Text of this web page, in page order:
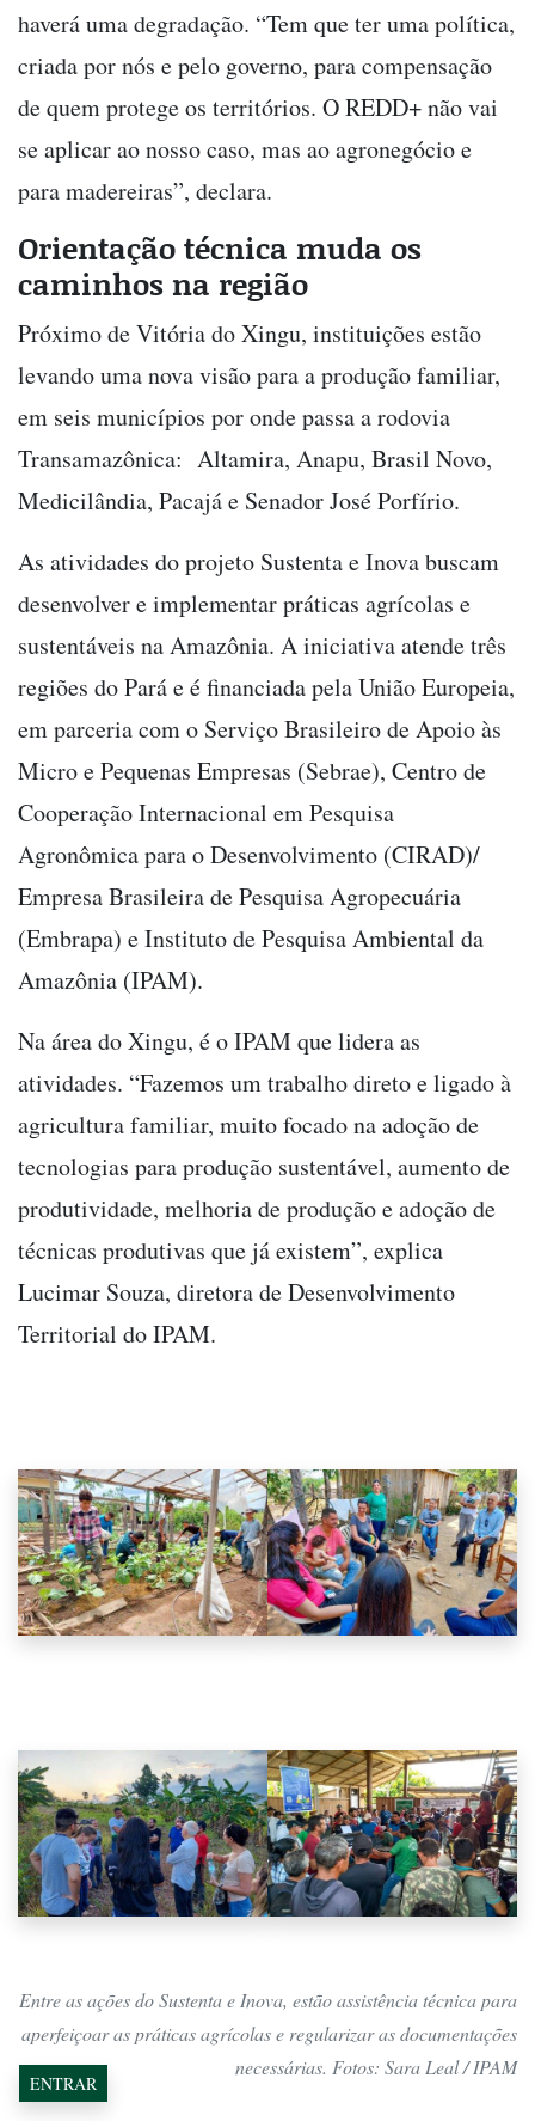
haverá uma degradação. “Tem que ter uma política,
criada por nós e pelo governo, para compensação
de quem protege os territórios. O REDD+ não vai
se aplicar ao nosso caso, mas ao agronegócio e
para madereiras”, declara.
Orientação técnica muda os
caminhos na região
Próximo de Vitória do Xingu, instituições estão
levando uma nova visão para a produção familiar,
em seis municípios por onde passa a rodovia
Transamazônica: Altamira, Anapu, Brasil Novo,
Medicilândia, Pacajá e Senador José Porfírio.
As atividades do projeto Sustenta e Inova buscam
desenvolver e implementar práticas agrícolas e
sustentáveis na Amazônia. A iniciativa atende três
regiões do Pará e é financiada pela União Europeia,
em parceria com o Serviço Brasileiro de Apoio às
Micro e Pequenas Empresas (Sebrae), Centro de
Cooperação Internacional em Pesquisa
Agronômica para o Desenvolvimento (CIRAD)/
Empresa Brasileira de Pesquisa Agropecuária
(Embrapa) e Instituto de Pesquisa Ambiental da
Amazônia (IPAM).
Na área do Xingu, é o IPAM que lidera as
atividades. “Fazemos um trabalho direto e ligado à
agricultura familiar, muito focado na adoção de
tecnologias para produção sustentável, aumento de
produtividade, melhoria de produção e adoção de
técnicas produtivas que já existem”, explica
Lucimar Souza, diretora de Desenvolvimento
Territorial do IPAM.
Entre as ações do Sustenta e Inova, estão assistência técnica para
aperfeiçoar as práticas agrícolas e regularizar as documentações
necessárias. Fotos: Sara Leal / IPAM
ENTRAR